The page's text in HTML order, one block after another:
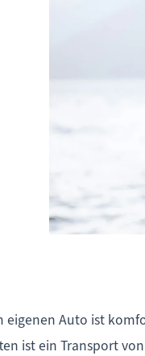
Auto ist
ist ein Transport